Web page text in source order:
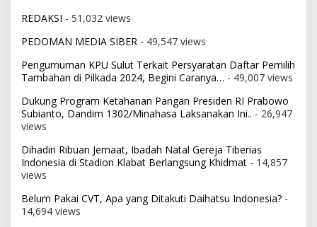
REDAKSI - 51,032 views
PEDOMAN MEDIA SIBER - 49,547 views
Pengumuman KPU Sulut Terkait Persyaratan Daftar Pemilih
Tambahan di Pilkada 2024, Begini Caranya… - 49,007 views
Dukung Program Ketahanan Pangan Presiden RI Prabowo
Subianto, Dandim 1302/Minahasa Laksanakan Ini.. - 26,947
views
Dihadiri Ribuan Jemaat, Ibadah Natal Gereja Tiberias
Indonesia di Stadion Klabat Berlangsung Khidmat - 14,857
views
Belum Pakai CVT, Apa yang Ditakuti Daihatsu Indonesia? -
14,694 views